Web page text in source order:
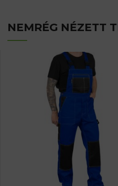
NEMRÉG NÉZETT